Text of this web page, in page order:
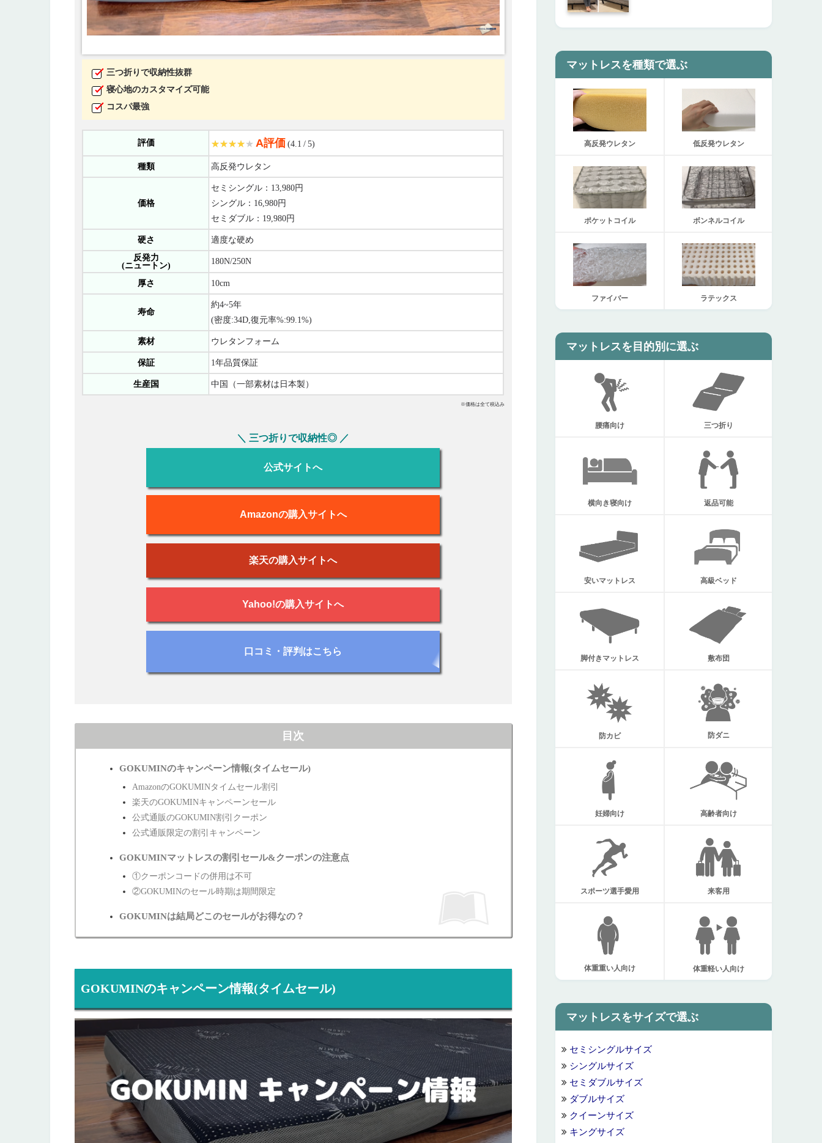
三つ折りで収納性抜群
寝心地のカスタマイズ可能
コスパ最強
評価 A評価 (4.1 / 5)
種類 高反発ウレタン
価格
セミシングル：13,980円
シングル：16,980円
セミダブル：19,980円
硬さ 適度な硬め
反発力
(ニュートン)
180N/250N
厚さ 10cm
寿命
約4~5年
(密度:34D,復元率%:99.1%)
素材 ウレタンフォーム
保証 1年品質保証
生産国 中国（一部素材は日本製）
※価格は全て税込み
＼ 三つ折りで収納性◎ ／
公式サイトへ
Amazonの購入サイトへ
楽天の購入サイトへ
Yahoo!の購入サイトへ
口コミ・評判はこちら
目次
GOKUMINのキャンペーン情報(タイムセール)
AmazonのGOKUMINタイムセール割引
楽天のGOKUMINキャンペーンセール
公式通販のGOKUMIN割引クーポン
公式通販限定の割引キャンペーン
GOKUMINマットレスの割引セール&クーポンの注意点
①クーポンコードの併用は不可
②GOKUMINのセール時期は期間限定
GOKUMINは結局どこのセールがお得なの？
GOKUMINのキャンペーン情報(タイムセール)
マットレスを種類で選ぶ
高反発ウレタン 低反発ウレタン
ポケットコイル ボンネルコイル
ファイバー ラテックス
マットレスを目的別に選ぶ
腰痛向け 三つ折り
横向き寝向け 返品可能
安いマットレス 高級ベッド
脚付きマットレス 敷布団
防カビ 防ダニ
妊婦向け 高齢者向け
スポーツ選手愛用 来客用
体重重い人向け 体重軽い人向け
マットレスをサイズで選ぶ
セミシングルサイズ
シングルサイズ
セミダブルサイズ
ダブルサイズ
クイーンサイズ
キングサイズ